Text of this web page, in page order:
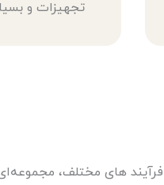
تجهیزات و
های مختلف، مجموعه‌ای